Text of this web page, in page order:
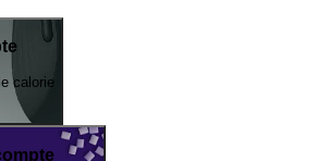
calorie